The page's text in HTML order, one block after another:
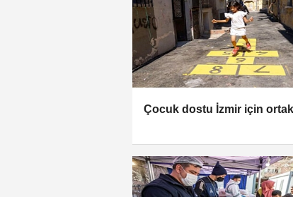
Çocuk dostu İzmir için ortak